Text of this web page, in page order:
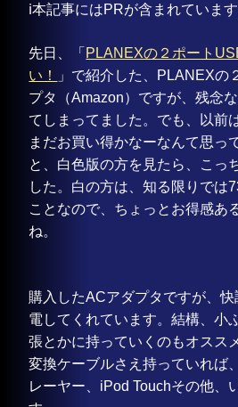
ℹ️本記事にはPRが含まれています
先日、「 PLANEXの２ポート
い！
」で紹介した、PLANEXの
プタ（Amazon）ですが、残念
てしまってました。でも、以前
まだお買い得かなーなんて思っ
と、白色版の方を見たら、こっ
した。白の方は、知る限りでは
ことなので、ちょっとお得感あ
ね。
購入したACアダプタですが、
電してくれています。結構、小
張とかに持っていくのもオスス
変換ケーブルさえ持っていれば
レーヤー、iPod Touchその他、